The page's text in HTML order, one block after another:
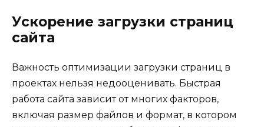
Ускорение загрузки страниц
сайта
Важность оптимизации загрузки страниц в
проектах нельзя недооценивать. Быстрая
работа сайта зависит от многих факторов,
включая размер файлов и формат, в котором